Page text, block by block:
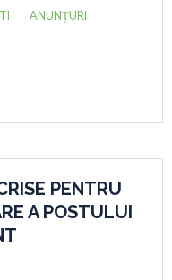
ANUNȚURI
PENTRU
A POSTULUI